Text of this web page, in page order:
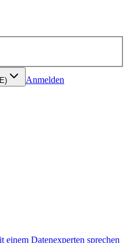
Anmelden
einem Datenexperten sprechen